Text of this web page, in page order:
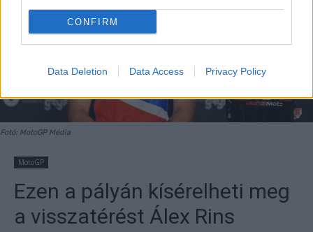
CONFIRM
Data Deletion Data Access Privacy Policy